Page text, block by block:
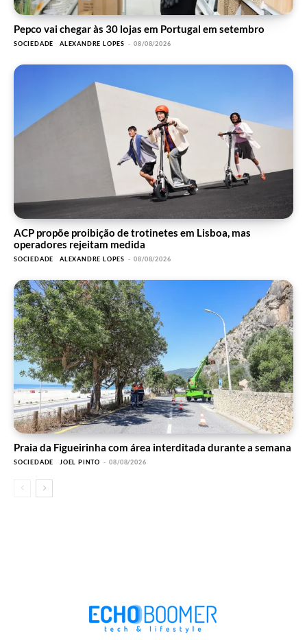
Pepco vai chegar às 30 lojas em Portugal em setembro
SOCIEDADE ALEXANDRE LOPES - 08/08/2026
ACP propõe proibição de trotinetes em Lisboa, mas
operadores rejeitam medida
SOCIEDADE ALEXANDRE LOPES - 08/08/2026
Praia da Figueirinha com área interditada durante a semana
SOCIEDADE JOEL PINTO - 08/08/2026